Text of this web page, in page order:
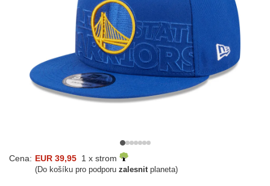
Cena: EUR 39,95 1 x strom
(Do košíku pro podporu zalesnitplaneta)